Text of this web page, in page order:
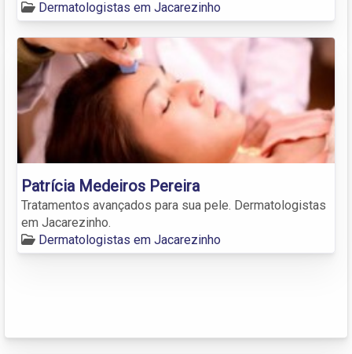
Dermatologistas em Jacarezinho
Patrícia Medeiros Pereira
Tratamentos avançados para sua pele. Dermatologistas
em Jacarezinho.
Dermatologistas em Jacarezinho